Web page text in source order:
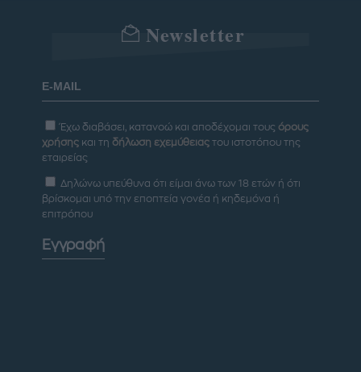
Newsletter
Έχω διαβάσει, κατανοώ και αποδέχομαι τους όρους
χρήσης και τη δήλωση εχεμύθειας του ιστοτόπου της
εταιρείας
Δηλώνω υπεύθυνα ότι είμαι άνω των 18 ετών ή ότι
βρίσκομαι υπό την εποπτεία γονέα ή κηδεμόνα ή
επιτρόπου
Εγγραφή